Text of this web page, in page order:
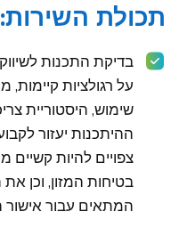
תכולת השירות:
בדיקת התכנות
על רגולציות
שימוש, היסטוריית
ההיתכנות יעזור
צפויים להיות קשיים
בטיחות המזון, וכן
המתאים עבור אישור